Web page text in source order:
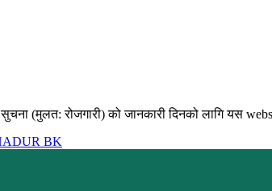
सुचना (मुलत: रोजगारी) को जानकारी दिनको लागि यस
BK